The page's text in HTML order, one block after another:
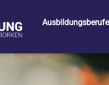
Ausbildungsberufe